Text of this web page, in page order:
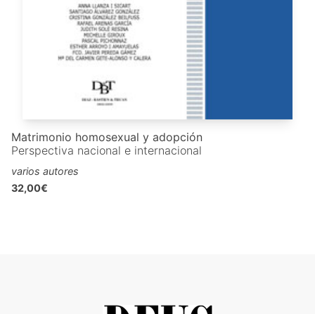
Matrimonio homosexual y adopción
Perspectiva nacional e internacional
varios autores
32,00€